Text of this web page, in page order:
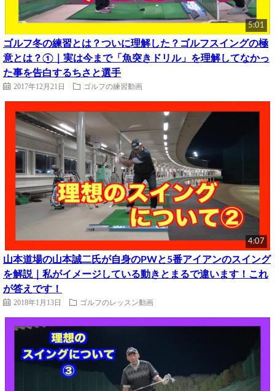
5:01
ゴルフ冬の練習とは？ついに理解した？ゴルフスイングの極
意とは？①｜実は今まで「魚突きドリル」を理解してなかっ
た事を告白するちさと選手
2017年12月21日 ゴルフの練習動画
4:07
山本道場の山本誠二氏が自身のPWと5番アイアンのスイング
を解説｜私がイメージしている動きとまるで違います！これ
が答えです！
2018年1月13日 ゴルフのレッスン動画